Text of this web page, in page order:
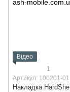
Відео
1
Артикул: 100201-01
Накладка